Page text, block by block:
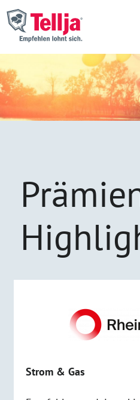
Champions
Kontakt
Alle Prämien Fragen
Strom & Gas